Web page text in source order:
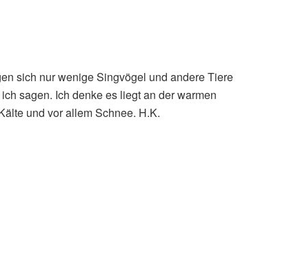
sich nur wenige Singvögel und andere Tiere
sagen. Ich denke es liegt an der warmen
und vor allem Schnee. H.K.